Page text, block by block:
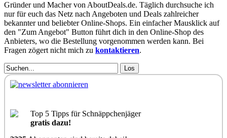
Gründer und Macher von AboutDeals.de. Täglich durchsuche ich
nur für euch das Netz nach Angeboten und Deals zahlreicher
bekannter und beliebter Online-Shops. Ein einfacher Mausklick auf
den "Zum Angebot" Button führt dich in den Online-Shop des
Anbieters, wo die Bestellung vorgenommen werden kann. Bei
Fragen zögert nicht mich zu kontaktieren.
Los
Top 5 Tipps für Schnäppchenjäger
gratis dazu!